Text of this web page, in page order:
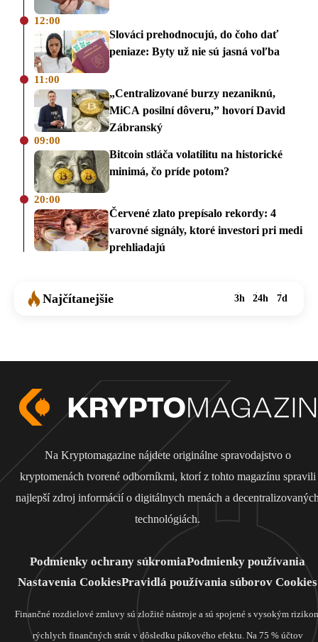
12:00
Slováci prehodnocujú, do čoho dať
peniaze: Byty už nie sú jasná voľba
11:00
„Centralizované burzy nezaniknú,
MiCA posilní dôveru,” hovorí David
Zábranský
09:00
Bitcoin stláča volatilitu na historické
minimá, čo príde potom?
20:00
Červené zlato prepísalo rekordy: 4
varovné signály, ktoré investori pri medi
prehliadajú
Najčítanejšie 3h 24h 7d
Na Kryptomagazine nájdete originálne spravodajstvo o
kryptomenách tvorené odborníkmi, ktorí z tohto magazínu spravili
najlepší zdroj informácií o digitálnych menách a
technológiách.
Podmienky ochrany súkromiaPodmienky používania
Nastavenia CookiesPravidlá používania súborov Cookies
Finančné rozdielové zmluvy sú zložité nástroje a sú spojené s vysokým
rýchlych finančných strát v dôsledku pákového efektu. Na 75 % účtov